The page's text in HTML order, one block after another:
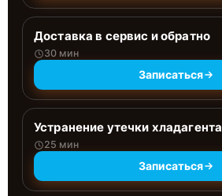
Доставка в сервис и обратно
30 мин
Записаться
Устранение утечки хладагента
25 мин
Записаться